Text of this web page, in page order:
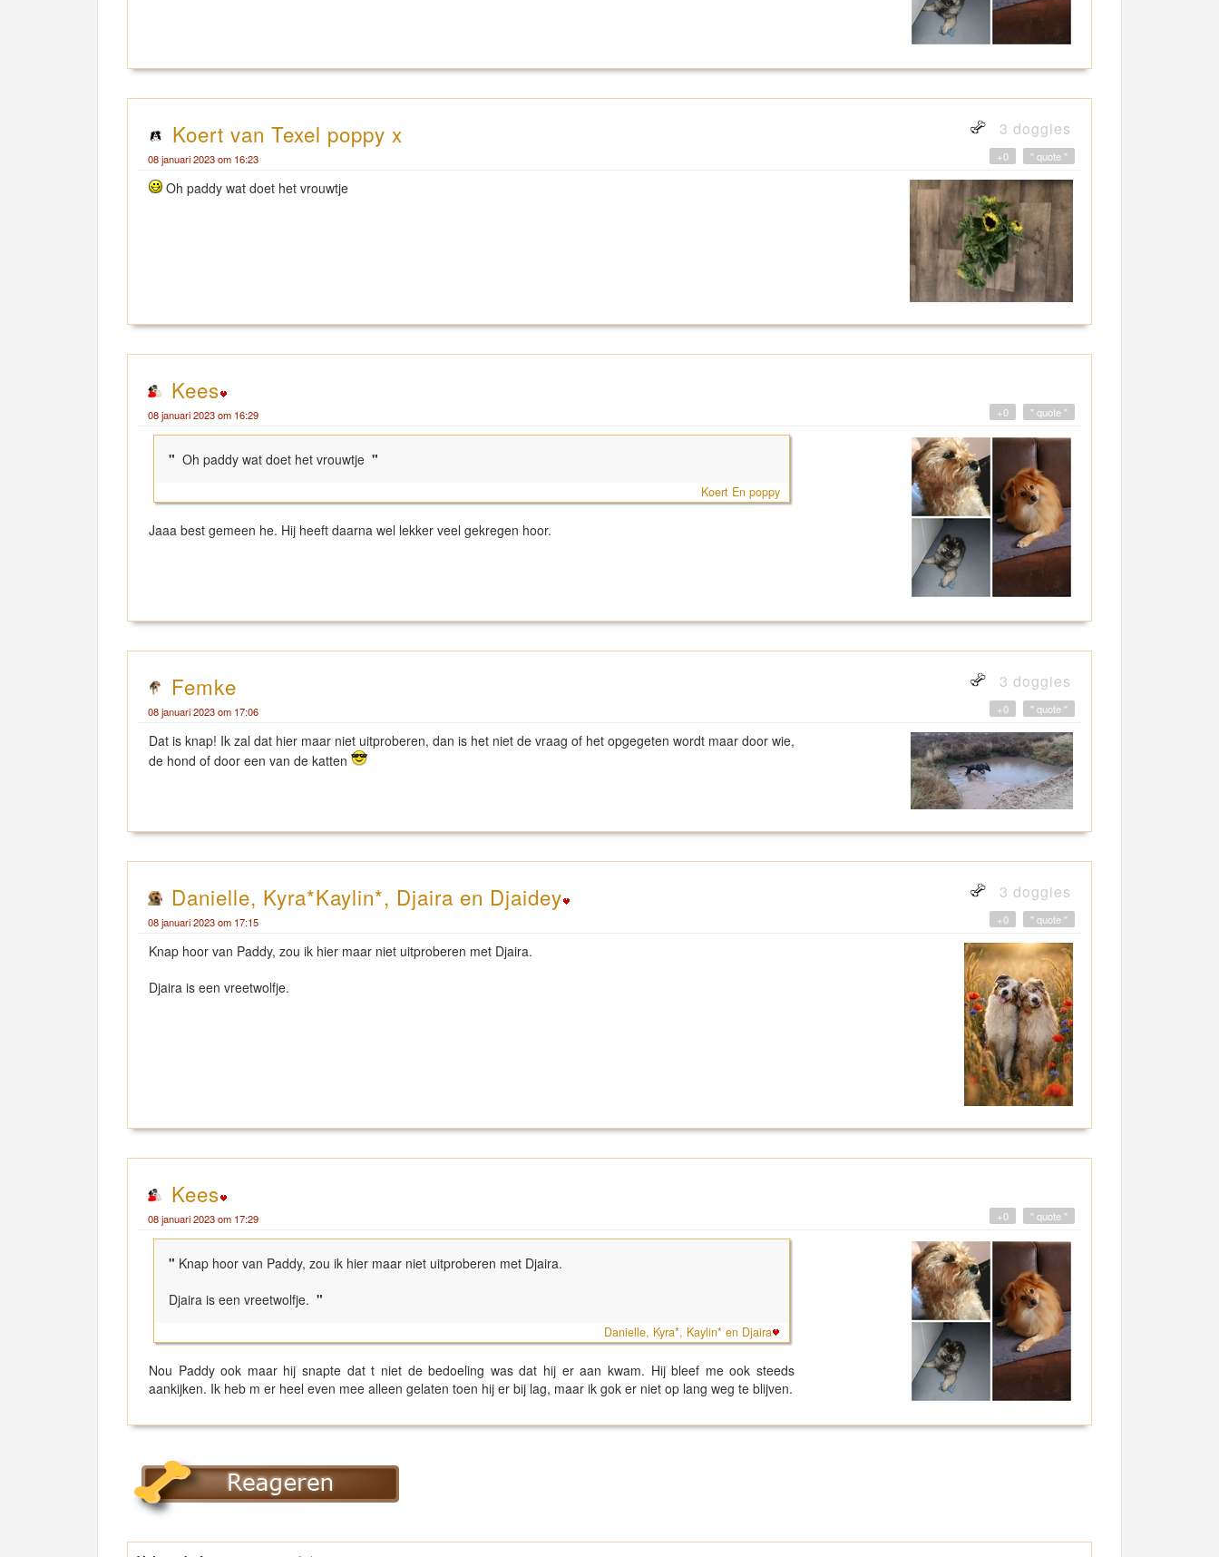
Koert van Texel poppy x 3 doggies
08 januari 2023 om 16:23 " quote "
+0
Oh paddy wat doet het vrouwtje
Kees
08 januari 2023 om 16:29 " quote "
+0
" Oh paddy wat doet het vrouwtje "
Koert En poppy
Jaaa best gemeen he. Hij heeft daarna wel lekker veel gekregen hoor.
Femke 3 doggies
08 januari 2023 om 17:06 " quote "
+0
Dat is knap! Ik zal dat hier maar niet uitproberen, dan is het niet de vraag of het opgegeten wordt maar door wie,
de hond of door een van de katten
Danielle, Kyra*Kaylin*, Djaira en Djaidey 3 doggies
08 januari 2023 om 17:15 " quote "
+0
Knap hoor van Paddy, zou ik hier maar niet uitproberen met Djaira.
Djaira is een vreetwolfje.
Kees
08 januari 2023 om 17:29 " quote "
+0
" Knap hoor van Paddy, zou ik hier maar niet uitproberen met Djaira.
Djaira is een vreetwolfje. "
Danielle, Kyra*, Kaylin* en Djaira
Nou Paddy ook maar hij snapte dat t niet de bedoeling was dat hij er aan kwam. Hij bleef me ook steeds
aankijken. Ik heb m er heel even mee alleen gelaten toen hij er bij lag, maar ik gok er niet op lang weg te blijven.